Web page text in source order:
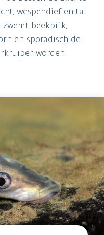
wespendief en tal
beekprik,
en sporadisch de
worden